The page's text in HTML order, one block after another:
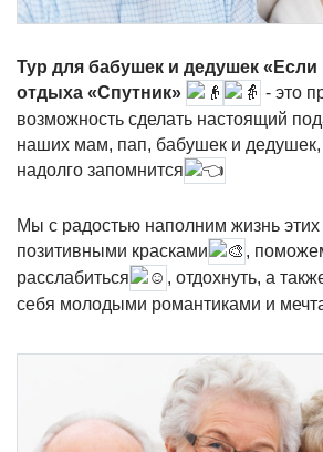
Тур для бабушек и дедушек «Если
отдыха «Спутник»
- это
возможность сделать настоящий
наших мам, пап, бабушек и
надолго запомнится
Мы с радостью наполним жизнь
позитивными красками
,
расслабиться
, отдохнуть, а
себя молодыми романтиками и